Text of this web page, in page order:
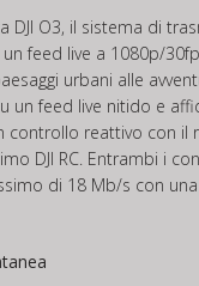
DJI O3, il sistema di
feed live a 1080p/
urbani alle
un feed live nitido e
controllo reattivo con il
DJI RC. Entrambi i
di 18 Mb/s con